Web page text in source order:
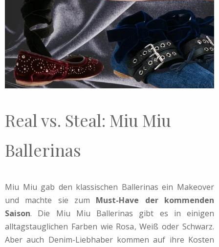
Real vs. Steal: Miu Miu
Ballerinas
Miu Miu gab den klassischen Ballerinas ein Makeover
und machte sie zum Must-Have der kommenden
Saison. Die Miu Miu Ballerinas gibt es in einigen
alltagstauglichen Farben wie Rosa, Weiß oder Schwarz.
Aber auch Denim-Liebhaber kommen auf ihre Kosten